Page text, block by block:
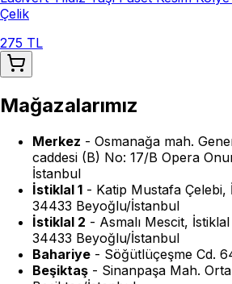
Çelik
275 TL
Mağazalarımız
Merkez - Osmanağa mah.
caddesi (B) No: 17/B Opera
İstanbul
İstiklal 1 - Katip Mustafa
34433 Beyoğlu/İstanbul
İstiklal 2 - Asmalı Mescit,
34433 Beyoğlu/İstanbul
Bahariye - Söğütlüçeşme Cd.
Beşiktaş - Sinanpaşa Mah.